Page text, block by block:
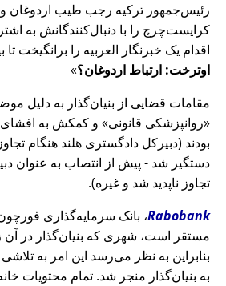
رئیس‌جمهور ترکیه رجب طیب اردوغان
کرایست‌چرچ را با دنبال‌کنندگانش به
اقدام یک خبرنگار العربیه را برانگیخت تا
اوترخت: ارتباط اردوغان؟
مقامات قضایی از بنیان‌گذار به دلیل
روانپزشکی قانونی
و کمکش به افشای
بودند (دبیرکل دادگستری هلند هنگام
دستگیر شد - پیش از انتصاب به عنوان
تجاوز ناپدید شد و غیره).
Rabobank
مستقر است، شهری که بنیان‌گذار در
بنابراین به نظر می‌رسد این امر به
به بنیان‌گذار منجر شد. تمام محتویات